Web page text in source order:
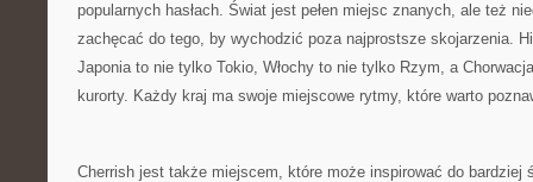
popularnych hasłach. Świat jest pełen miejsc znanych, ale też
zachęcać do tego, by wychodzić poza najprostsze skojarzenia.
Japonia to nie tylko Tokio, Włochy to nie tylko Rzym, a
kurorty. Każdy kraj ma swoje miejscowe rytmy, które warto
Cherrish jest także miejscem, które może inspirować do bardziej